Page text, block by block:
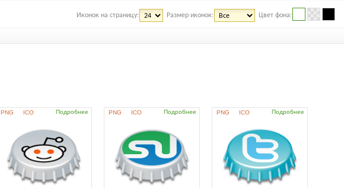
Иконок на страницу: Размер иконок: Цвет фона:
PNG ICO Подробнее PNG ICO Подробнее PNG ICO Подробнее